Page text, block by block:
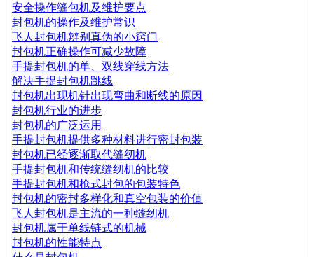
安全操作缝包机及维护要点
封包机的操作及维护常识
飞人封包机辨别真伪的小窍门
封包机正确操作可减少故障
手提封包机的单、双线穿线方法
解决手提封包机跳线
封包机出现机针出现弯曲和断线的原因
封包机行业的进步
封包机的广泛运用
手提封包机提供多种材料进行密封包装
封包机已经逐渐取代缝纫机
手提封包机和传统缝纫机的比较
手提封包机和枪式封包的包装特色
封包机的密封多样化和真空包装的价值
飞人封包机是主流的一种缝纫机
封包机属于单线链式的机械
封包机的性能特点